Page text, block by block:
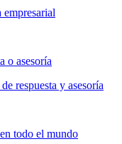
empresarial
o asesoría
respuesta y asesoría
todo el mundo